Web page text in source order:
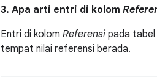
3. Apa arti entri di kolom
Entri di kolom Referensi pada tabel
tempat nilai referensi berada.